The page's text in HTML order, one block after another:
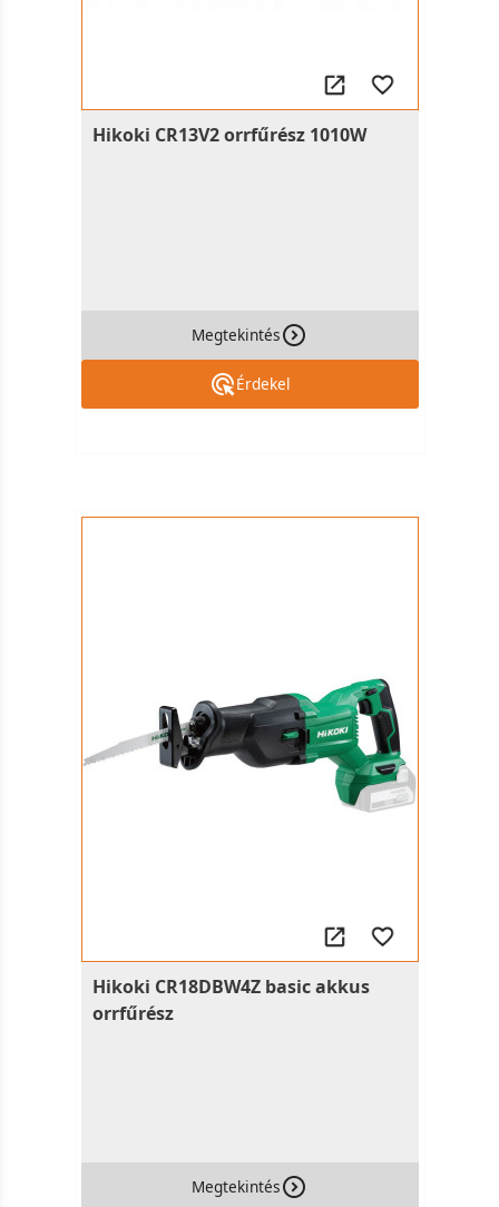
Hikoki CR13V2 orrfűrész 1010W
Megtekintés
Érdekel
Hikoki CR18DBW4Z basic akkus
orrfűrész
Megtekintés